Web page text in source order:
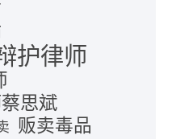
护律师
思斌
贩卖毒品